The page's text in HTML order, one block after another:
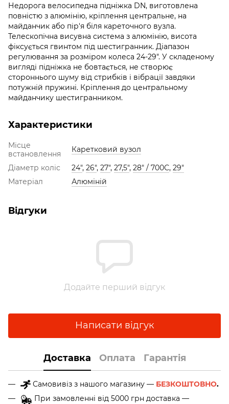
Недорога велосипедна підніжка DN, виготовлена
повністю з алюмінію, кріплення центральне, на
майданчик або пір'я біля кареточного вузла.
Телескопічна висувна система з алюмінію, висота
фіксується гвинтом під шестигранник. Діапазон
регулювання за розміром колеса 24-29". У складеному
вигляді підніжка не бовтається, не створює
стороннього шуму від стрибків і вібрації завдяки
потужній пружині. Кріплення до центральному
майданчику шестигранником.
Характеристики
Місце
встановлення
Каретковий вузол
Діаметр коліс
24", 26", 27", 27,5", 28" / 700С, 29"
Матеріал
Алюміній
Відгуки
Додайте перший відгук
Написати відгук
Доставка Оплата Гарантія
Самовивіз з нашого магазину — БЕЗКОШТОВНО.
При замовленні від 5000 грн доставка —